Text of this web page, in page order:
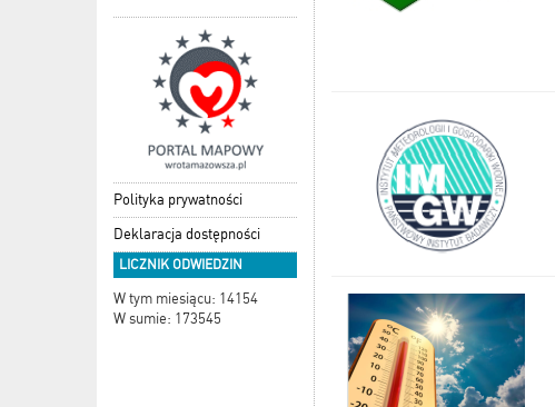
Polityka prywatności
Deklaracja dostępności
LICZNIK ODWIEDZIN
W tym miesiącu: 14154
W sumie: 173545